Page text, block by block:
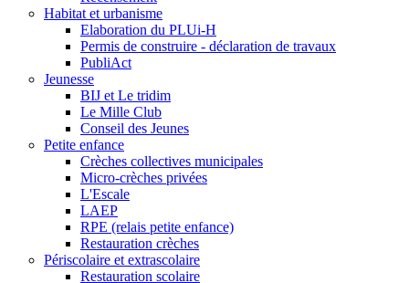
Habitat et urbanisme
Elaboration du PLUi-H
Permis de construire - déclaration de travaux
PubliAct
Jeunesse
BIJ et Le tridim
Le Mille Club
Conseil des Jeunes
Petite enfance
Crèches collectives municipales
Micro-crèches privées
L'Escale
LAEP
RPE (relais petite enfance)
Restauration crèches
Périscolaire et extrascolaire
Restauration scolaire